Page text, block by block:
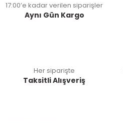
17:00’e kadar verilen siparişler
Aynı Gün Kargo
Her siparişte
Taksitli Alışveriş